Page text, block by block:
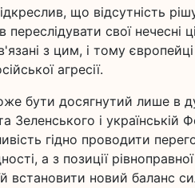
що відсутність
переслідувати свої нечесні
з цим, і тому
агресії.
бути досягнутий лише в
Зеленського і українській
гідно проводити
а з позиції
встановити новий баланс